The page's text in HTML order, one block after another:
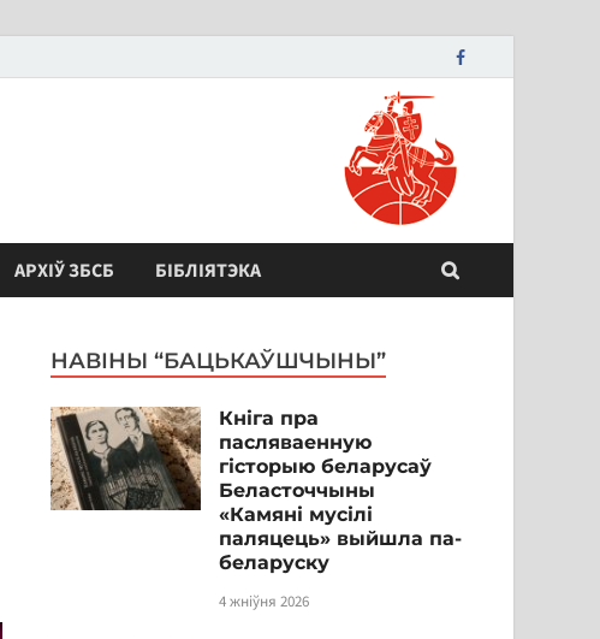
АРХІЎ ЗБСБ БІБЛІЯТЭКА
НАВІНЫ “БАЦЬКАЎШЧЫНЫ”
Кніга пра
пасляваенную
гісторыю беларусаў
Беласточчыны
«Камяні мусілі
паляцець» выйшла па-
беларуску
4 жніўня 2026